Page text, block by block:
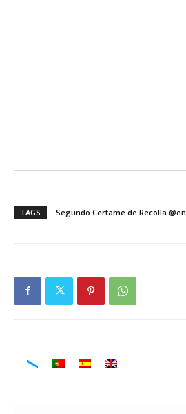
TAGS Segundo Certame de Recolla @en